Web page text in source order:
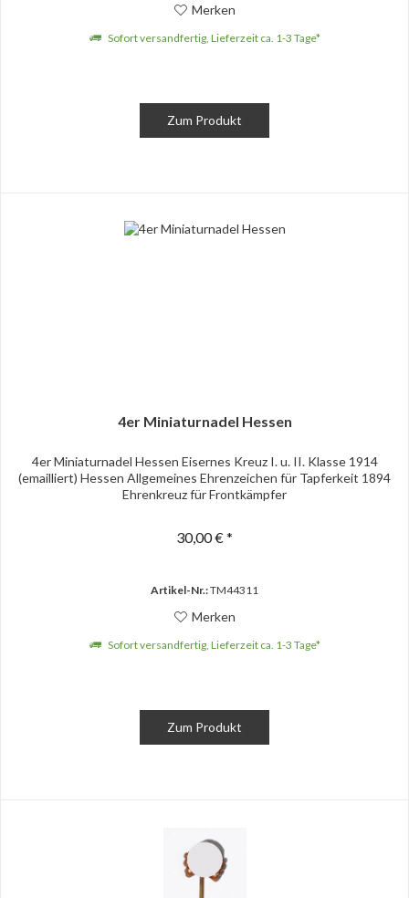
Merken
Sofort versandfertig, Lieferzeit ca. 1-3 Tage*
Zum Produkt
4er Miniaturnadel Hessen
4er Miniaturnadel Hessen Eisernes Kreuz I. u. II. Klasse 1914
(emailliert) Hessen Allgemeines Ehrenzeichen für Tapferkeit 1894
Ehrenkreuz für Frontkämpfer
30,00 € *
Artikel-Nr.:TM44311
Merken
Sofort versandfertig, Lieferzeit ca. 1-3 Tage*
Zum Produkt